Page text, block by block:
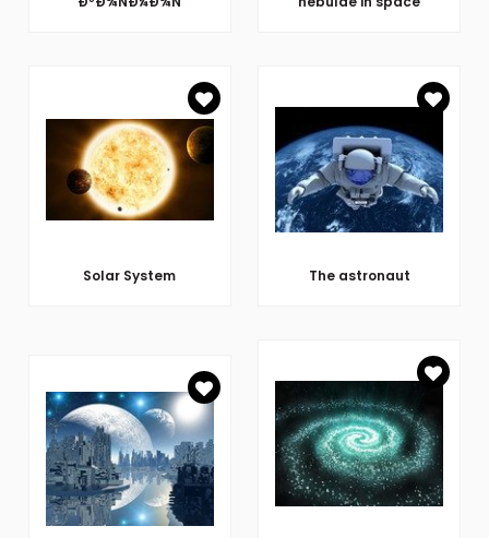
Solar System The astronaut